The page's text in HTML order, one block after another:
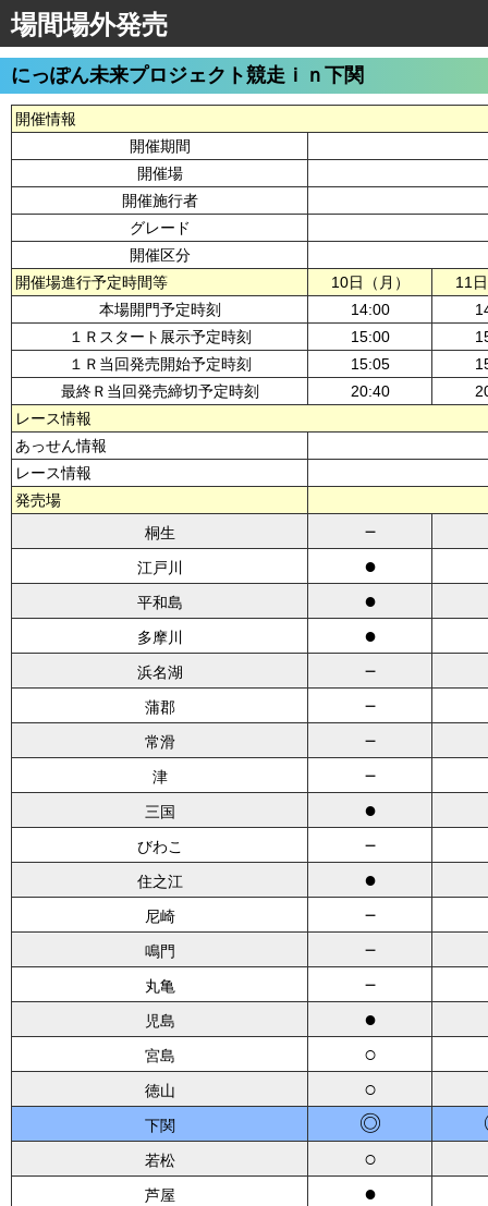
場間場外発売
にっぽん未来プロジェクト競走ｉｎ下関
開催情報
開催期間
開催場
開催施行者
グレード
開催区分
開催場進行予定時間等
10日（月）
11
本場開門予定時刻
14:00
１Ｒスタート展示予定時刻
15:00
１Ｒ当回発売開始予定時刻
15:05
最終Ｒ当回発売締切予定時刻
20:40
レース情報
あっせん情報
レース情報
発売場
桐生
－
江戸川 ●
平和島 ●
多摩川 ●
浜名湖 －
蒲郡 －
常滑 －
津 －
三国 ●
びわこ －
住之江 ●
尼崎 －
鳴門 －
丸亀 －
児島 ●
宮島 ○
徳山 ○
下関 ◎
若松 ○
芦屋 ●